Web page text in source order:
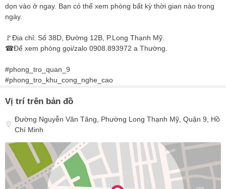
dọn vào ở ngay. Bạn có thể xem phòng bất kỳ thời gian nào trong
ngày.
🚩Địa chỉ: Số 38D, Đường 12B, P.Long Thạnh Mỹ.
☎Để xem phòng gọi/zalo 0908.893972 a Thường.
#phong_tro_quan_9
#phong_tro_khu_cong_nghe_cao
Vị trí trên bản đồ
Đường Nguyễn Văn Tăng, Phường Long Thạnh Mỹ, Quận 9, Hồ
Chí Minh